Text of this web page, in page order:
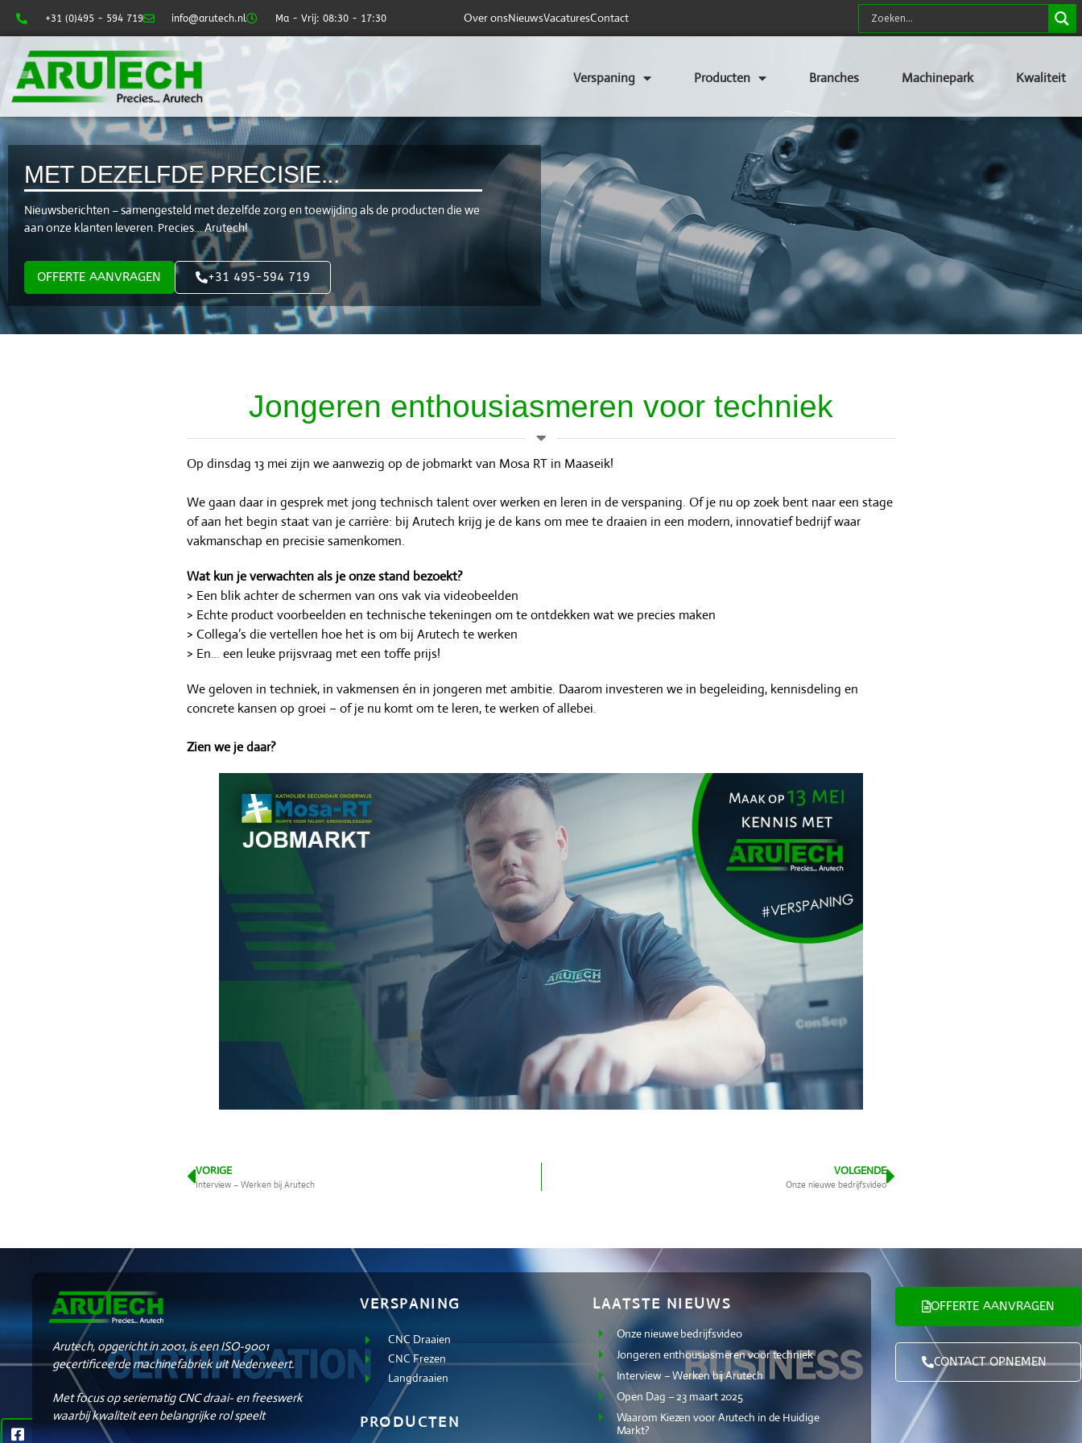
+31 (0)495 - 594 719 info@arutech.nl Ma - Vrij: 08:30 - 17:30 Over onsNieuwsVacaturesContact
Verspaning Producten Branches Machinepark Kwaliteit
MET DEZELFDE PRECISIE...
Nieuwsberichten – samengesteld met dezelfde zorg en toewijding als de producten die we
aan onze klanten leveren. Precies… Arutech!
OFFERTE AANVRAGEN +31 495-594 719
Jongeren enthousiasmeren voor techniek
Op dinsdag 13 mei zijn we aanwezig op de jobmarkt van Mosa RT in Maaseik!
We gaan daar in gesprek met jong technisch talent over werken en leren in de verspaning. Of je nu op zoek bent naar een stage
of aan het begin staat van je carrière: bij Arutech krijg je de kans om mee te draaien in een modern, innovatief bedrijf waar
vakmanschap en precisie samenkomen.
Wat kun je verwachten als je onze stand bezoekt?
> Een blik achter de schermen van ons vak via videobeelden
> Echte product voorbeelden en technische tekeningen om te ontdekken wat we precies maken
> Collega’s die vertellen hoe het is om bij Arutech te werken
> En… een leuke prijsvraag met een toffe prijs!
We geloven in techniek, in vakmensen én in jongeren met ambitie. Daarom investeren we in begeleiding, kennisdeling en
concrete kansen op groei – of je nu komt om te leren, te werken of allebei.
Zien we je daar?
VORIGE
Interview – Werken bij Arutech
VOLGENDE
Onze nieuwe bedrijfsvideo
Arutech, opgericht in 2001, is een ISO-9001
gecertificeerde machinefabriek uit Nederweert.
Met focus op seriematig CNC draai- en freeswerk
waarbij kwaliteit een belangrijke rol speelt
VERSPANING
CNC Draaien
CNC Frezen
Langdraaien
PRODUCTEN
LAATSTE NIEUWS
Onze nieuwe bedrijfsvideo
Jongeren enthousiasmeren voor techniek
Interview – Werken bij Arutech
Open Dag – 23 maart 2025
Waarom Kiezen voor Arutech in de Huidige
Markt?
OFFERTE AANVRAGEN
CONTACT OPNEMEN